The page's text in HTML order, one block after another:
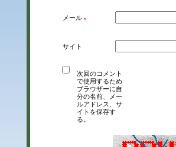
メール *
サイト
次回のコメント
で使用するため
ブラウザーに自
分の名前、メー
ルアドレス、サ
イトを保存す
る。